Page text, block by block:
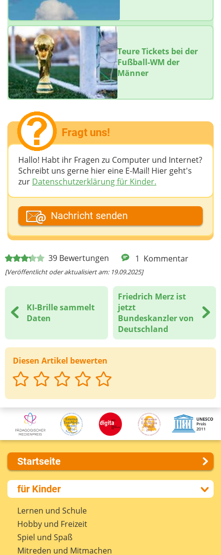
39 Bewertungen 1 Kommentar
[Veröffentlicht oder aktualisiert am: 19.09.2025]
KI-Brille sammelt
Daten
Friedrich Merz ist
jetzt
Bundeskanzler von
Deutschland
Diesen Artikel bewerten
Teure Tickets bei der
Fußball-WM der
Männer
Fragt uns!
Hallo! Habt ihr Fragen zu Computer und Internet?
Schreibt uns gerne hier eine E-Mail! Hier geht's
zur Datenschutzerklärung für Kinder.
Dein Fantasiename
Deine E-Mail-Adresse (wenn du eine Antwort
möchtest)
Deine Nachricht
Nachricht senden
Startseite
Über uns
Presse
Kontakt
Impressum
Internet-ABC Sitemap
Barrierefreiheit
für Kinder
Lernen und Schule
Hobby und Freizeit
Spiel und Spaß
Mitreden und Mitmachen